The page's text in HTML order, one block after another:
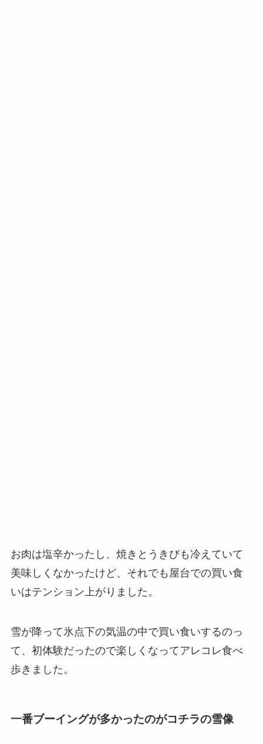
お肉は塩辛かったし、焼きとうきびも冷えていて
美味しくなかったけど、それでも屋台での買い食
いはテンション上がりました。
雪が降って氷点下の気温の中で買い食いするのっ
て、初体験だったので楽しくなってアレコレ食べ
歩きました。
一番ブーイングが多かったのがコチラの雪像